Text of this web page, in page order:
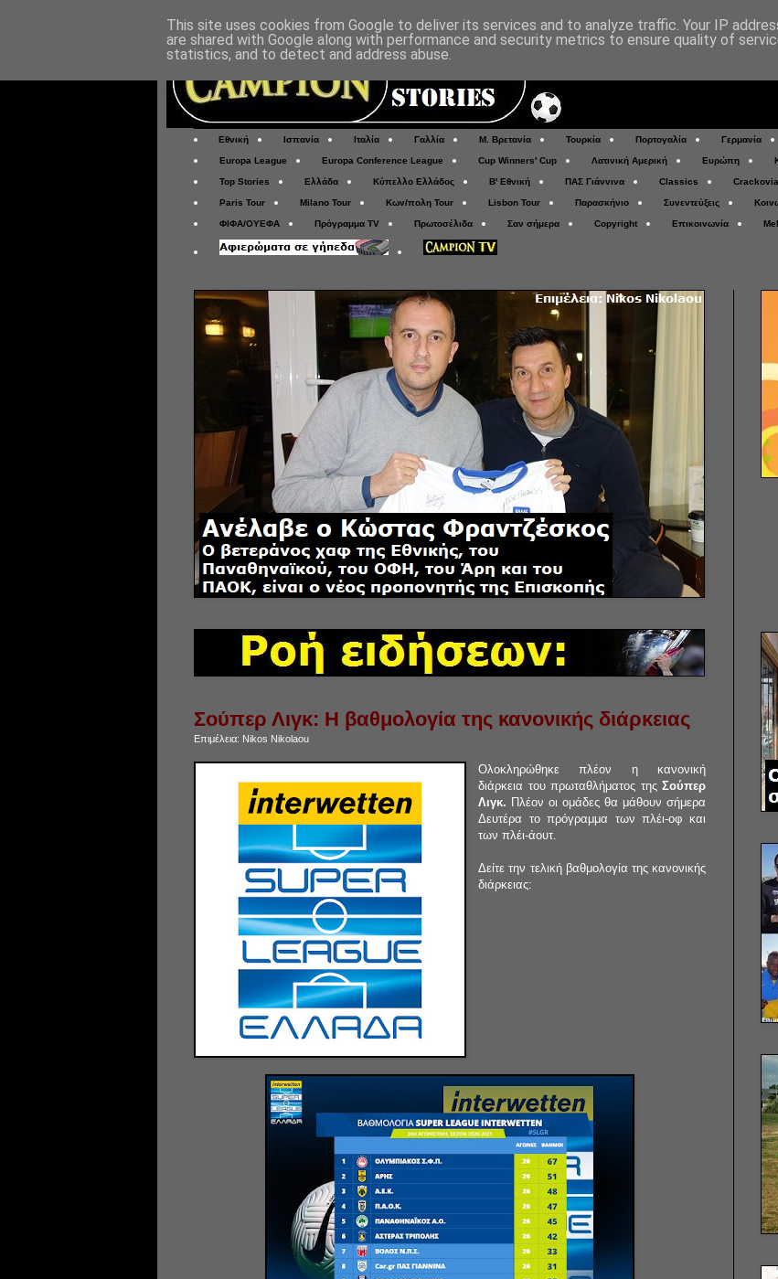
Εθνική Ισπανία Ιταλία Γαλλία Μ. Βρετανία Τουρκία Πορτογαλία Γερμανία
Europa League Europa Conference League Cup Winners' Cup Λατινική Αμερική Ευρώπη
Top Stories Ελλάδα Κύπελλο Ελλάδος Β' Εθνική ΠΑΣ Γιάννινα Classics Crackovia
Paris Tour Milano Tour Κων/πολη Tour Lisbon Tour Παρασκήνιο Συνεντεύξεις
ΦΙΦΑ/ΟΥΕΦΑ Πρόγραμμα TV Πρωτοσέλιδα Σαν σήμερα Copyright Επικοινωνία
Σούπερ Λιγκ: Η βαθμολογία της κανονικής διάρκειας
Επιμέλεια: Nikos Nikolaou
Ολοκληρώθηκε πλέον η κανονική
διάρκεια του πρωταθλήματος της Σούπερ
Λιγκ. Πλέον οι ομάδες θα μάθουν σήμερα
Δευτέρα το πρόγραμμα των πλέι-οφ και
των πλέι-άουτ.
Δείτε την τελική βαθμολογία της κανονικής
διάρκειας:
This site uses cookies from Google to deliver its services and to analyze traffic. Your IP
are shared with Google along with performance and security metrics to ensure quality of
statistics, and to detect and address abuse.